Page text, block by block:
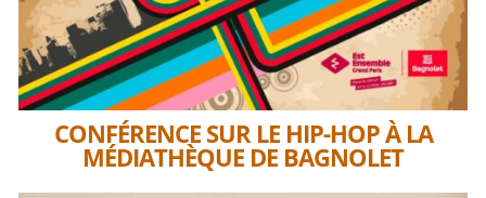
CONFÉRENCE SUR LE HIP-HOP À LA
MÉDIATHÈQUE DE BAGNOLET